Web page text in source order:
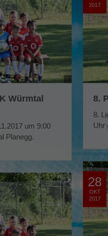
Würmtal
um 9:00
Planegg.
2017
8.
8.
Uhr
28
OKT
2017